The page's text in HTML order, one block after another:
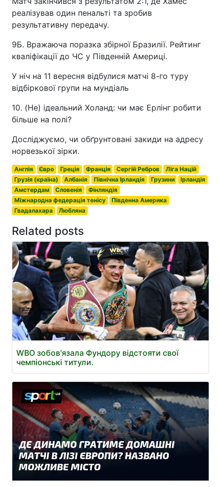
реалізував один пенальті та зробив
результативну передачу.
9Б. Вражаюча поразка збірної Бразилії. Рейтинг
кваліфікації до ЧС у Південній Америці.
У ніч на 11 вересня відбулися матчі 8-го туру
відбіркової групи на мундіаль
10. (Не) ідеальний Холанд: чи має Ерлінг робити
більше на полі?
Досліджуємо, чи обґрунтовані закиди на адресу
норвезької зірки.
Англія Євро Греція Франція Сергій Ребров
Ліга Націй
Грузія (країна)
Албанія Північна Ірландія Грузини
Ірландія
Амстердам
Словенія
Фінляндія
Міжнародна федерація тенісу
Південна Америка
Гвадалахара
Любляна
Related posts
WBO зобов'язала Фундору відстояти свої
чемпіонські титули.